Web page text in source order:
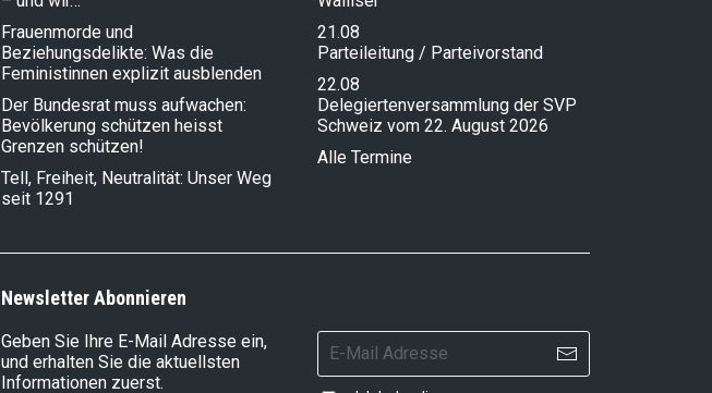
Frauenmorde und
Beziehungsdelikte: Was die
Feministinnen explizit ausblenden
Der Bundesrat muss aufwachen:
Bevölkerung schützen heisst
Grenzen schützen!
Tell, Freiheit, Neutralität: Unser Weg
seit 1291
21.08
Parteileitung / Parteivorstand
22.08
Delegiertenversammlung der SVP
Schweiz vom 22. August 2026
Alle Termine
Newsletter Abonnieren
Geben Sie Ihre E-Mail Adresse ein,
und erhalten Sie die aktuellsten
Informationen zuerst.